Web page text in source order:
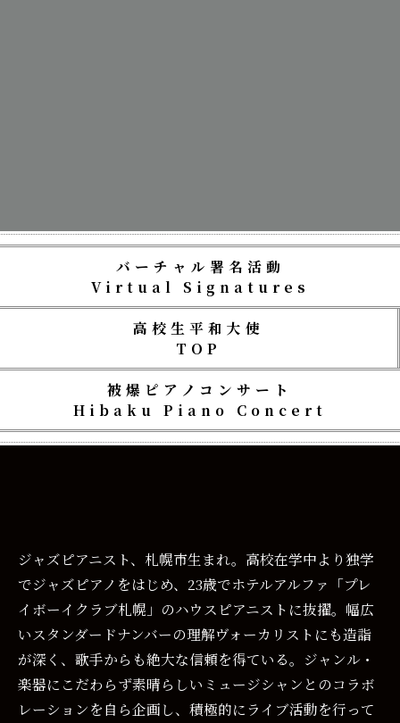
バーチャル署名活動
Virtual Signatures
高校生平和大使
TOP
被爆ピアノコンサート
Hibaku Piano Concert
ジャズピアニスト、札幌市生まれ。高校在学中より独学
でジャズピアノをはじめ、23歳でホテルアルファ「プレ
イボーイクラブ札幌」のハウスピアニストに抜擢。幅広
いスタンダードナンバーの理解ヴォーカリストにも造詣
が深く、歌手からも絶大な信頼を得ている。ジャンル・
楽器にこだわらず素晴らしいミュージシャンとのコラボ
レーションを自ら企画し、積極的にライブ活動を行って